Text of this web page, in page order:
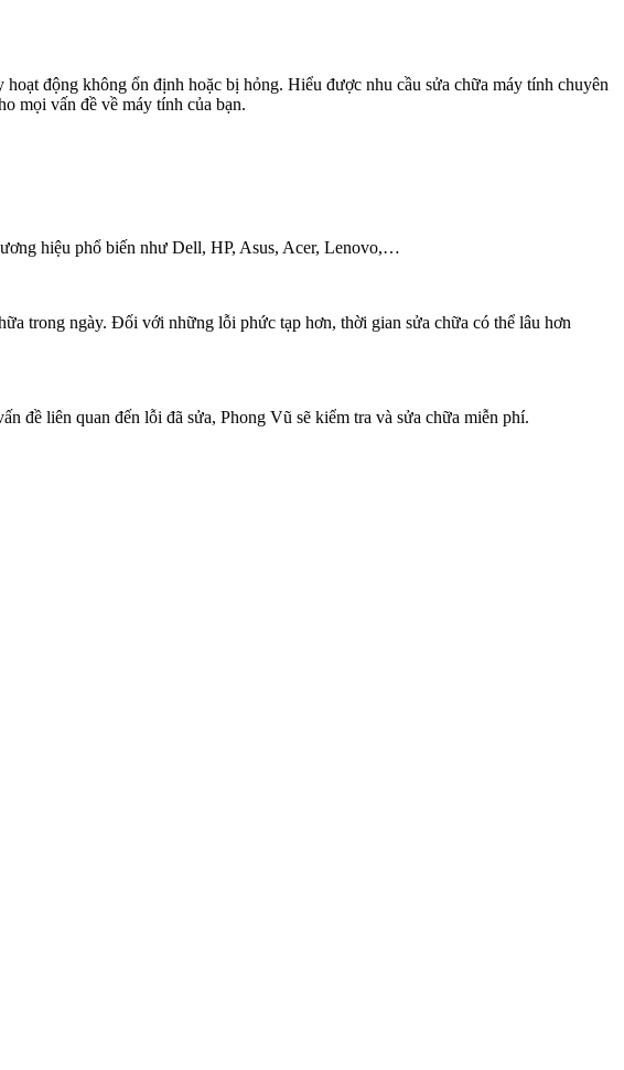
động không ổn định hoặc bị hỏng. Hiểu được nhu cầu sửa chữa máy tính chuyên
mọi vấn đề về máy tính của bạn.
hiệu phổ biến như Dell, HP, Asus, Acer, Lenovo,…
trong ngày. Đối với những lỗi phức tạp hơn, thời gian sửa chữa có thể lâu hơn
đề liên quan đến lỗi đã sửa, Phong Vũ sẽ kiểm tra và sửa chữa miễn phí.